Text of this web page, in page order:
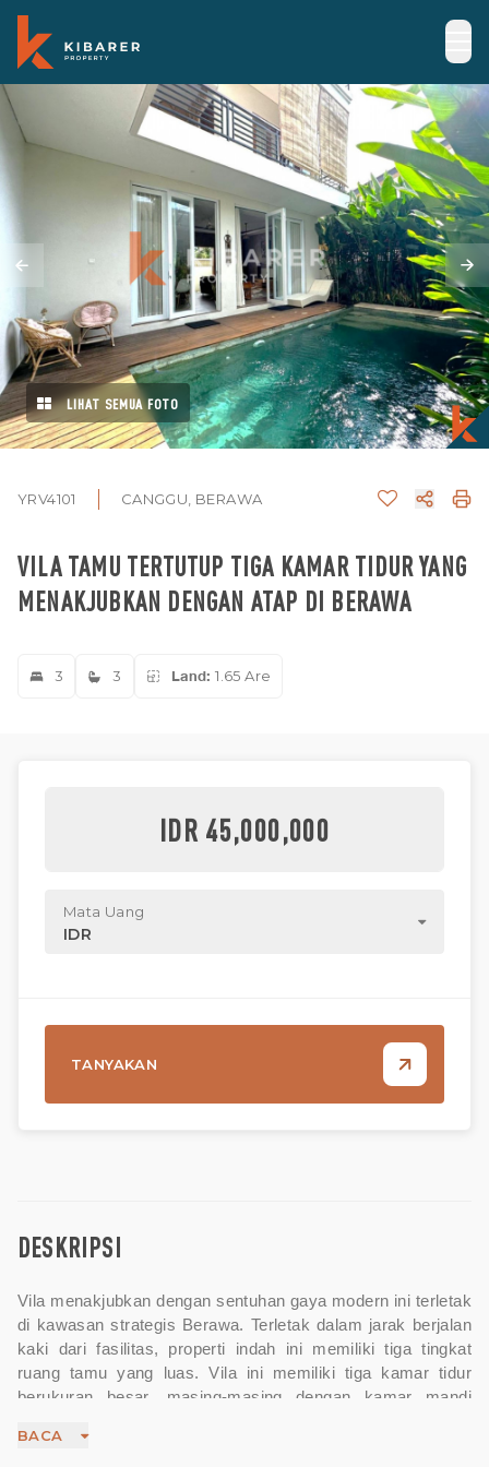
LIHAT SEMUA FOTO
YRV4101 CANGGU, BERAWA
VILA TAMU TERTUTUP TIGA KAMAR TIDUR YANG
MENAKJUBKAN DENGAN ATAP DI BERAWA
3 3 Land: 1.65 Are
DESKRIPSI
Vila menakjubkan dengan sentuhan gaya modern ini terletak
di kawasan strategis Berawa. Terletak dalam jarak berjalan
kaki dari fasilitas, properti indah ini memiliki tiga tingkat
ruang tamu yang luas. Vila ini memiliki tiga kamar tidur
berukuran besar, masing-masing dengan kamar mandi
makan, dan dapur terbuka. Dapur modern dilengkapi
BACA
IDR 45,000,000
Mata Uang
IDR
TANYAKAN